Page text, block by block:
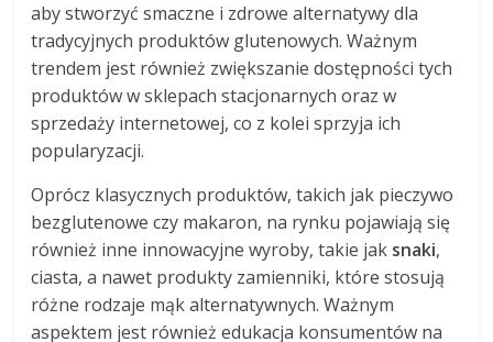
aby stworzyć smaczne i zdrowe alternatywy dla
tradycyjnych produktów glutenowych. Ważnym
trendem jest również zwiększanie dostępności tych
produktów w sklepach stacjonarnych oraz w
sprzedaży internetowej, co z kolei sprzyja ich
popularyzacji.
Oprócz klasycznych produktów, takich jak pieczywo
bezglutenowe czy makaron, na rynku pojawiają się
również inne innowacyjne wyroby, takie jak snaki,
ciasta, a nawet produkty zamienniki, które stosują
różne rodzaje mąk alternatywnych. Ważnym
aspektem jest również edukacja konsumentów na